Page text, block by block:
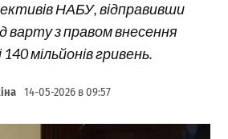
НАБУ, відправивши
варту з правом внесення
мільйонів гривень.
14-05-2026 в 09:57